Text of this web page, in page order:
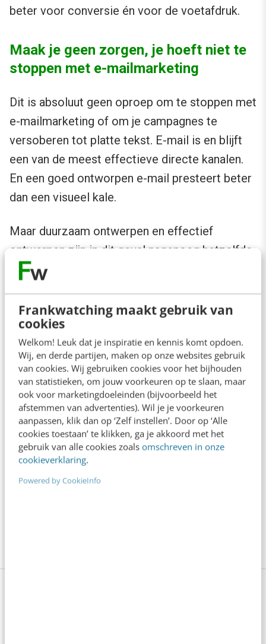
Frankwatching maakt gebruik van
cookies
Welkom! Leuk dat je inspiratie en kennis komt opdoen.
Wij, en derde partijen, maken op onze websites gebruik
van cookies. Wij gebruiken cookies voor het bijhouden
van statistieken, om jouw voorkeuren op te slaan, maar
ook voor marketingdoeleinden (bijvoorbeeld het
afstemmen van advertenties). Wil je je voorkeuren
aanpassen, klik dan op ‘Zelf instellen’. Door op ‘Alle
cookies toestaan’ te klikken, ga je akkoord met het
gebruik van alle cookies zoals omschreven in onze
cookieverklaring.
Powered by CookieInfo
beter voor conversie én voor de voetafdruk.
Maak je geen zorgen, je hoeft niet te
stoppen met e-mailmarketing
Dit is absoluut geen oproep om te stoppen met
e-mailmarketing of om je campagnes te
versoberen tot platte tekst. E-mail is en blijft
een van de meest effectieve directe kanalen.
En een goed ontworpen e-mail presteert beter
dan een visueel kale.
Maar duurzaam ontwerpen en effectief
ontwerpen zijn in dit geval nagenoeg hetzelfde.
Kleinere bestanden laden sneller. Relevante e-
beschermt je verzendreputatie. De
klimaatwinst is een bijproduct van gewoon
goede e-mailmarketing.
Je eigen voetafdruk verkleinen
Bekijk eens één template extra kritisch:
hoeveel KB is de HTML? Hoe zwaar zijn de
afbeeldingen? Zijn inactieve contacten ouder
dan zes maanden al uit de actieve segmenten